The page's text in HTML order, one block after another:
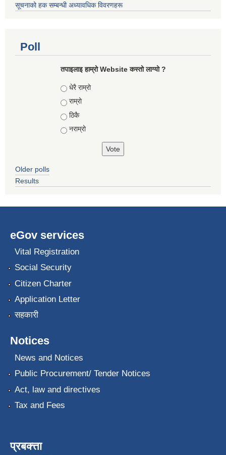
सूचनाको हक सम्बन्धी अध्यावधिक विवरणहरू
Poll
तपाइलाइ हाम्रो Website कस्तो लाग्यो ?
Choices
धेरै राम्रो
राम्रो
ठिकै
नराम्रो
Older polls
Results
eGov services
Vital Registration
Social Security
Citizen Charter
Application Letter
सहकारी
Notices
News and Notices
Public Procurement/ Tender Notices
Act, law and directives
Tax and Fees
प्रबक्त्ता